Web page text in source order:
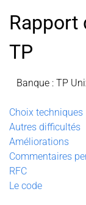
Rapport
TP
Banque : TP
Choix techniques
Autres difficultés
Améliorations
Commentaires
RFC
Le code